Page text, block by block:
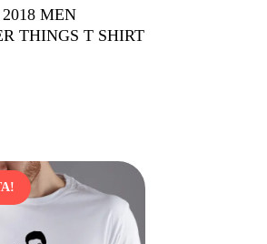
MEN
THINGS T SHIRT